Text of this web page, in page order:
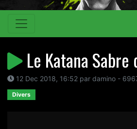
Le Katana Sabre
12 Dec 2018, 16:52 par damino -
Divers